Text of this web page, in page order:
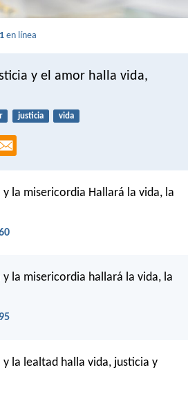
en línea
y el amor halla vida,
justicia vida
y la misericordia Hallará la vida, la
y la misericordia hallará la vida, la
y la lealtad halla vida, justicia y